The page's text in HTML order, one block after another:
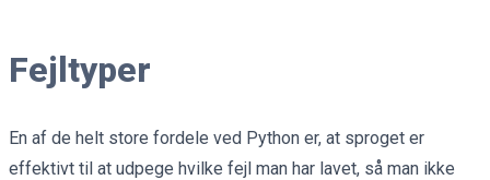
Fejltyper
En af de helt store fordele ved Python er, at sproget er
effektivt til at udpege hvilke fejl man har lavet, så man ikke